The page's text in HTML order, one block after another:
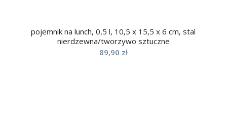
pojemnik na lunch, 0,5 l, 10,5 x 15,5 x 6 cm, stal
nierdzewna/tworzywo sztuczne
89,90 zł